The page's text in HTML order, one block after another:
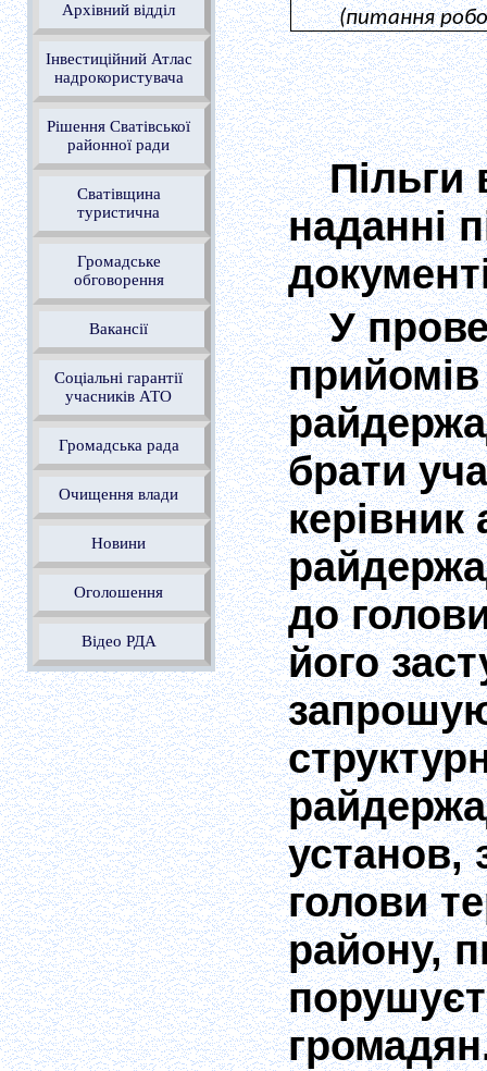
Архівний відділ
Інвестиційний Атлас
надрокористувача
Рішення Сватівської
районної ради
Сватівщина
туристична
Громадське
обговорення
Вакансії
Соціальні гарантії
учасників АТО
Громадська рада
Очищення влади
Новини
Оголошення
Відео РДА
(питання
Пільги
наданні
У
брати
керівник
до
його
установ,
голови
району,